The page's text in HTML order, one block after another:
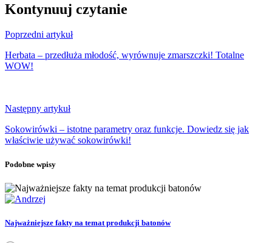
Kontynuuj czytanie
Poprzedni artykuł
Herbata – przedłuża młodość, wyrównuje zmarszczki! Totalne
WOW!
Następny artykuł
Sokowirówki – istotne parametry oraz funkcje. Dowiedz się jak
właściwie używać sokowirówki!
Podobne wpisy
Najważniejsze fakty na temat produkcji batonów